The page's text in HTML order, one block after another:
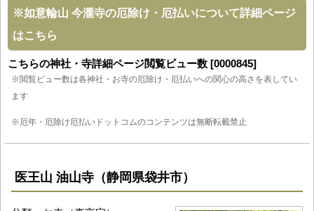
※如意輪山 今瀧寺の厄除け・厄払いについて詳細ページ
はこちら
こちらの神社・寺詳細ページ閲覧ビュー数 [0000845]
※閲覧ビュー数は各神社・お寺の厄除け・厄払いへの関心の高さを表してい
ます
※厄年・厄除け厄払いドットコムのコンテンツは無断転載禁止
医王山 油山寺（静岡県袋井市）